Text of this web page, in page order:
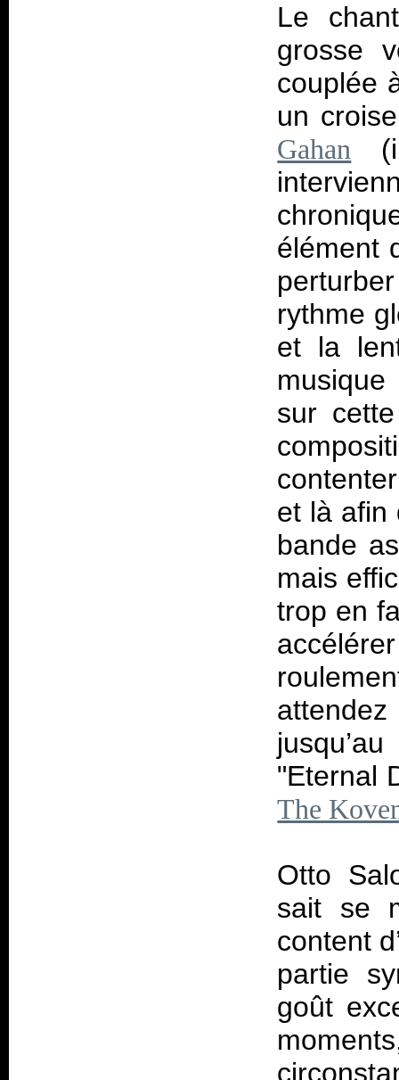
Le
grosse
couplée
un
Gahan
élément
rythme
et la
musique
sur
et là afin
bande
mais
trop en
"Eternal
The
Otto
sait se
content
partie
goût